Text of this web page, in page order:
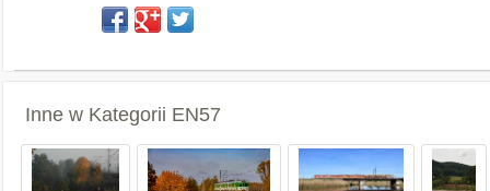
Inne w Kategorii EN57